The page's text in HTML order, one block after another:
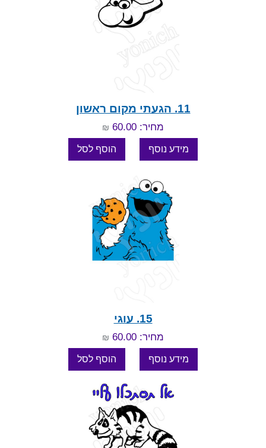
11. הגעתי מקום ראשון
מחיר: 60.00 ₪
15. עוגי
מחיר: 60.00 ₪